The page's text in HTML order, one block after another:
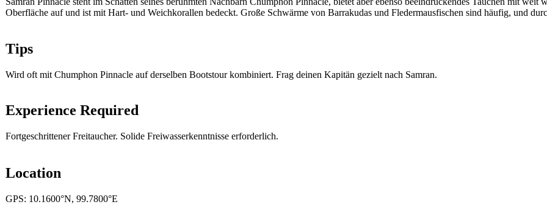
Oberfläche auf und ist mit Hart- und Weichkorallen bedeckt. Große Schwärme von Barrakudas und Fledermausfischen sind häufig, und
Tips
Wird oft mit Chumphon Pinnacle auf derselben Bootstour kombiniert. Frag deinen Kapitän gezielt nach Samran.
Experience Required
Fortgeschrittener Freitaucher. Solide Freiwasserkenntnisse erforderlich.
Location
GPS: 10.1600°N, 99.7800°E